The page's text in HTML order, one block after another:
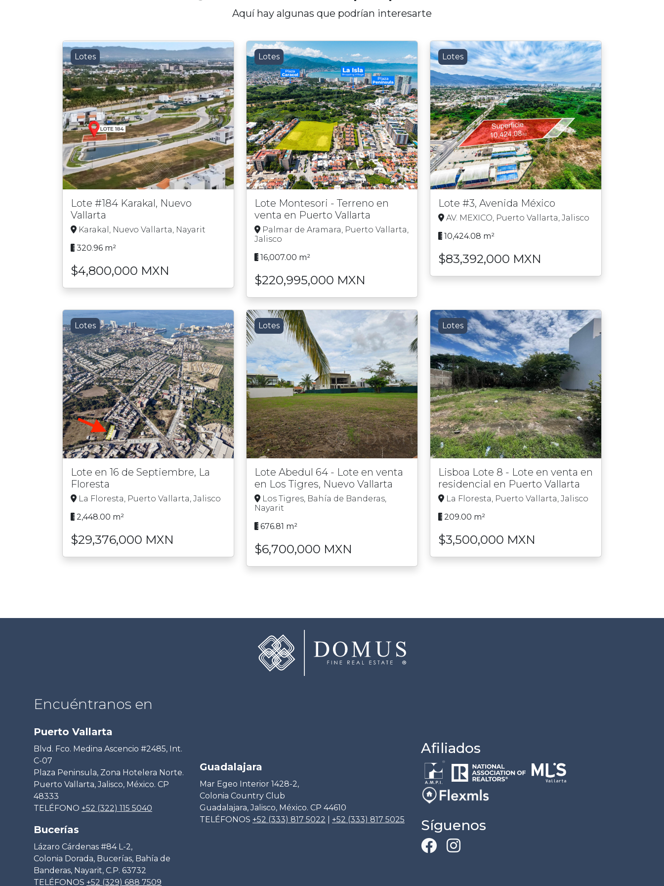
Aquí hay algunas que podrían interesarte
Lotes
Lote #184 Karakal, Nuevo
Vallarta
Karakal, Nuevo Vallarta, Nayarit
320.96 m²
$4,800,000 MXN
Lotes
Lote Montesori - Terreno en
venta en Puerto Vallarta
Palmar de Aramara, Puerto Vallarta,
Jalisco
16,007.00 m²
$220,995,000 MXN
Lotes
Lote #3, Avenida México
AV. MEXICO, Puerto Vallarta, Jalisco
10,424.08 m²
$83,392,000 MXN
Lotes
Lote en 16 de Septiembre, La
Floresta
La Floresta, Puerto Vallarta, Jalisco
2,448.00 m²
$29,376,000 MXN
Lotes
Lote Abedul 64 - Lote en venta
en Los Tigres, Nuevo Vallarta
Los Tigres, Bahía de Banderas,
Nayarit
676.81 m²
$6,700,000 MXN
Lotes
Lisboa Lote 8 - Lote en venta en
residencial en Puerto Vallarta
La Floresta, Puerto Vallarta, Jalisco
209.00 m²
$3,500,000 MXN
Encuéntranos en
Puerto Vallarta
Blvd. Fco. Medina Ascencio #2485, Int.
C-07
Plaza Peninsula, Zona Hotelera Norte.
Puerto Vallarta, Jalisco, México. CP
48333
TELÉFONO +52 (322) 115 5040
Bucerías
Lázaro Cárdenas #84 L-2,
Colonia Dorada, Bucerías, Bahía de
Banderas, Nayarit, C.P. 63732
TELÉFONOS +52 (329) 688 7509
Guadalajara
Mar Egeo Interior 1428-2,
Colonia Country Club
Guadalajara, Jalisco, México. CP 44610
TELÉFONOS +52 (333) 817 5022 +52 (333) 817 5025
Afiliados
Síguenos